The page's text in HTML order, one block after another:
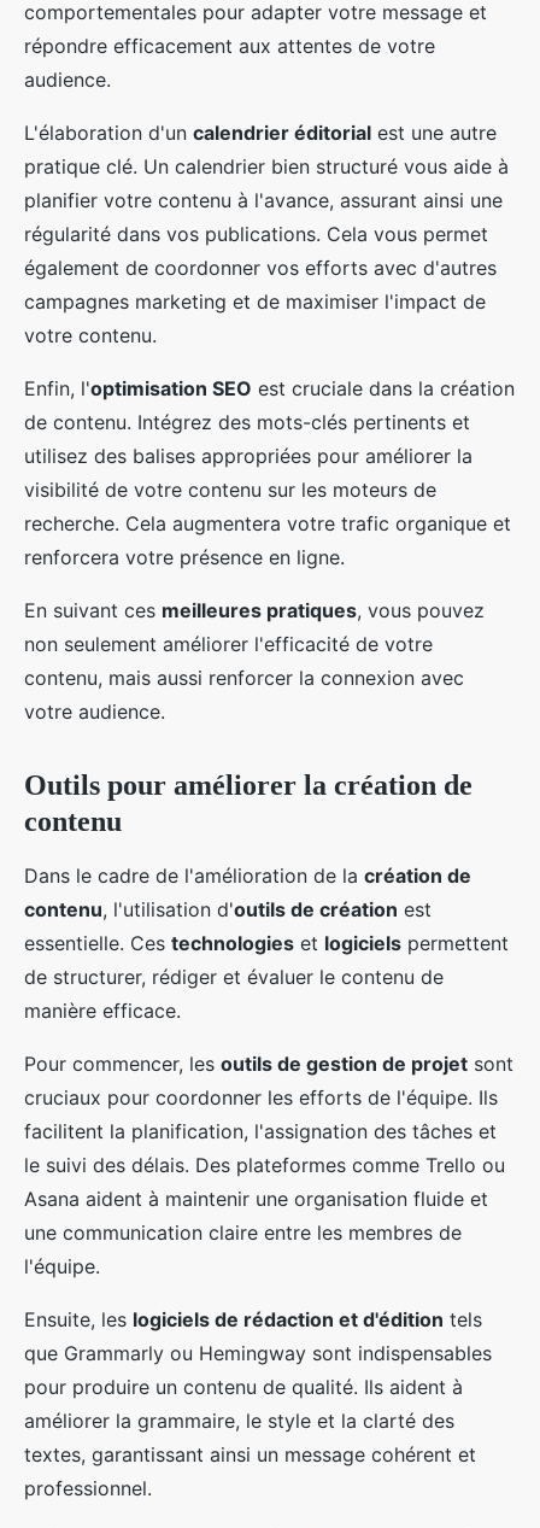
comportementales pour adapter votre message et
répondre efficacement aux attentes de votre
audience.
L'élaboration d'un calendrier éditorial est une autre
pratique clé. Un calendrier bien structuré vous aide à
planifier votre contenu à l'avance, assurant ainsi une
régularité dans vos publications. Cela vous permet
également de coordonner vos efforts avec d'autres
campagnes marketing et de maximiser l'impact de
votre contenu.
Enfin, l'optimisation SEO est cruciale dans la création
de contenu. Intégrez des mots-clés pertinents et
utilisez des balises appropriées pour améliorer la
visibilité de votre contenu sur les moteurs de
recherche. Cela augmentera votre trafic organique et
renforcera votre présence en ligne.
En suivant ces meilleures pratiques, vous pouvez
non seulement améliorer l'efficacité de votre
contenu, mais aussi renforcer la connexion avec
votre audience.
Outils pour améliorer la création de
contenu
Dans le cadre de l'amélioration de la création de
contenu, l'utilisation d'outils de création est
essentielle. Ces technologies et logiciels permettent
de structurer, rédiger et évaluer le contenu de
manière efficace.
Pour commencer, les outils de gestion de projet sont
cruciaux pour coordonner les efforts de l'équipe. Ils
facilitent la planification, l'assignation des tâches et
le suivi des délais. Des plateformes comme Trello ou
Asana aident à maintenir une organisation fluide et
une communication claire entre les membres de
l'équipe.
Ensuite, les logiciels de rédaction et d'édition tels
que Grammarly ou Hemingway sont indispensables
pour produire un contenu de qualité. Ils aident à
améliorer la grammaire, le style et la clarté des
textes, garantissant ainsi un message cohérent et
professionnel.